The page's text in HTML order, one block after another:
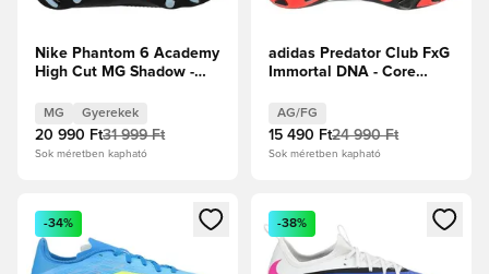
Nike Phantom 6 Academy
High Cut MG Shadow -
MG Gyerekek
20 990 Ft31 999 Ft
Sok méretben kapható
adidas Predator Club FxG
Immortal DNA - Core
Élénkpiros
AG/FG
15 490 Ft24 990 Ft
Sok méretben kapható
Megnyit egy modált a bejelentkezéshez vagy a tagként
-34%
Megnyit egy modált a
-38%